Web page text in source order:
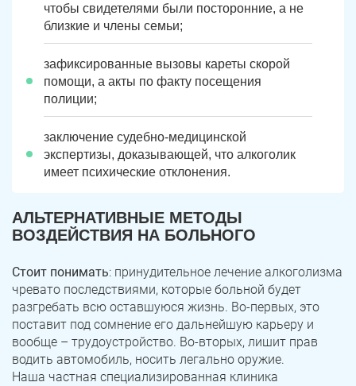
чтобы свидетелями были посторонние, а не
близкие и члены семьи;
зафиксированные вызовы кареты скорой
помощи, а акты по факту посещения
полиции;
заключение судебно-медицинской
экспертизы, доказывающей, что алкоголик
имеет психические отклонения.
АЛЬТЕРНАТИВНЫЕ МЕТОДЫ
ВОЗДЕЙСТВИЯ НА БОЛЬНОГО
Стоит понимать: принудительное лечение алкоголизма
чревато последствиями, которые больной будет
разгребать всю оставшуюся жизнь. Во-первых, это
поставит под сомнение его дальнейшую карьеру и
вообще – трудоустройство. Во-вторых, лишит прав
водить автомобиль, носить легально оружие.
Наша частная специализированная клиника